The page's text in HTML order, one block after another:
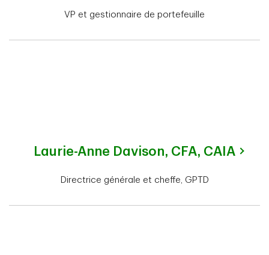
VP et gestionnaire de portefeuille
Laurie-Anne Davison, CFA, CAIA
Directrice générale et cheffe, GPTD